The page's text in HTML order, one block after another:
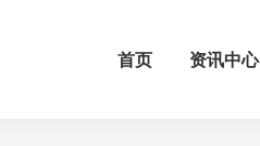
首页 资讯中心